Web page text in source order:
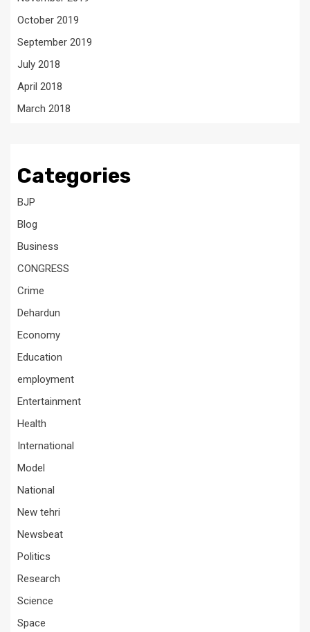
October 2019
September 2019
July 2018
April 2018
March 2018
Categories
BJP
Blog
Business
CONGRESS
Crime
Dehardun
Economy
Education
employment
Entertainment
Health
International
Model
National
New tehri
Newsbeat
Politics
Research
Science
Space